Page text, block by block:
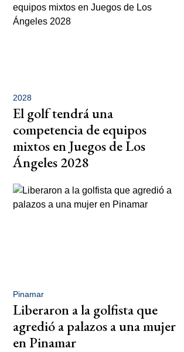
2028
El golf tendrá una
competencia de equipos
mixtos en Juegos de Los
Ángeles 2028
Pinamar
Liberaron a la golfista que
agredió a palazos a una mujer
en Pinamar